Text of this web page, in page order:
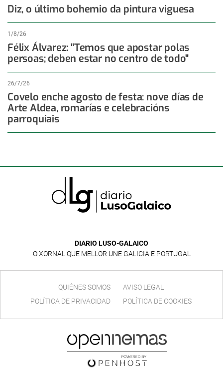
Diz, o último bohemio da pintura viguesa
1/8/26
Félix Álvarez: "Temos que apostar polas
persoas; deben estar no centro de todo"
26/7/26
Covelo enche agosto de festa: nove días de
Arte Aldea, romarías e celebracións
parroquiais
DIARIO LUSO-GALAICO
O XORNAL QUE MELLOR UNE GALICIA E PORTUGAL
QUIÉNES SOMOS
AVISO LEGAL
POLÍTICA DE PRIVACIDAD
POLÍTICA DE COOKIES